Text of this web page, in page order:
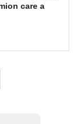
care a